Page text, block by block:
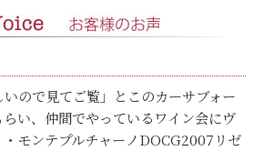
ので見てご覧」とこのカーサブォー
い、仲間でやっているワイン会にヴ
・モンテプルチャーノDOCG2007リゼ